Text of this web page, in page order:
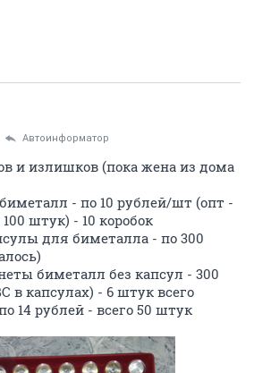
Автоинформатор
и излишков (пока жена из дома
- по 10 рублей/шт (опт -
штук) - 10 коробок
для биметалла - по 300
биметалл без капсул - 300
в капсулах) - 6 штук всего
14 рублей - всего 50 штук